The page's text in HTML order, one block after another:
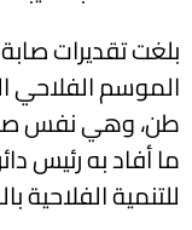
بلغت تقديرات
طن، وهي نفس
ما أفاد به رئيس
للتنمية